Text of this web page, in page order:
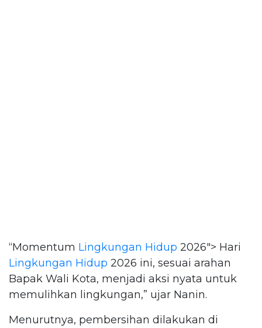
“Momentum Lingkungan Hidup 2026"> Hari
Lingkungan Hidup 2026 ini, sesuai arahan
Bapak Wali Kota, menjadi aksi nyata untuk
memulihkan lingkungan,” ujar Nanin.
Menurutnya, pembersihan dilakukan di